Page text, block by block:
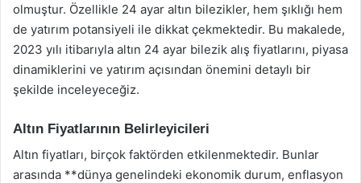
olmuştur. Özellikle 24 ayar altın bilezikler, hem şıklığı hem
de yatırım potansiyeli ile dikkat çekmektedir. Bu makalede,
2023 yılı itibarıyla altın 24 ayar bilezik alış fiyatlarını, piyasa
dinamiklerini ve yatırım açısından önemini detaylı bir
şekilde inceleyeceğiz.
Altın Fiyatlarının Belirleyicileri
Altın fiyatları, birçok faktörden etkilenmektedir. Bunlar
arasında **dünya genelindeki ekonomik durum, enflasyon